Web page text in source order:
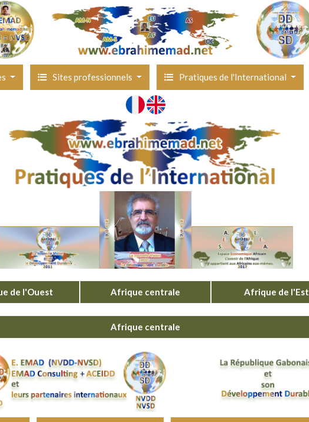
Sites professionnels Pratiques de l'International
de l'Ouest Afrique centrale Afrique de l'Est
Afrique centrale